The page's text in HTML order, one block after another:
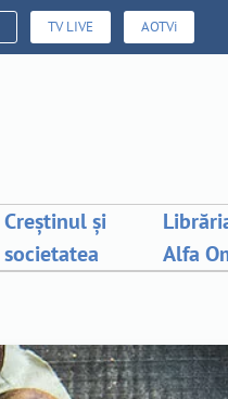
TV LIVE AOTVi
Creștinul și
societatea
Alfa